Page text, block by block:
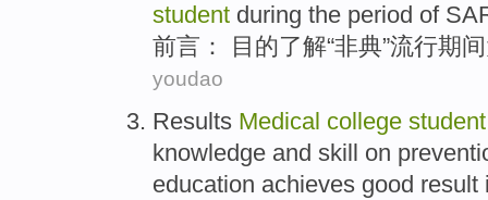
student during the period of
前言：
目的了解“非典”流行期间
youdao
Results Medical college student
knowledge and skill on
education achieves good result